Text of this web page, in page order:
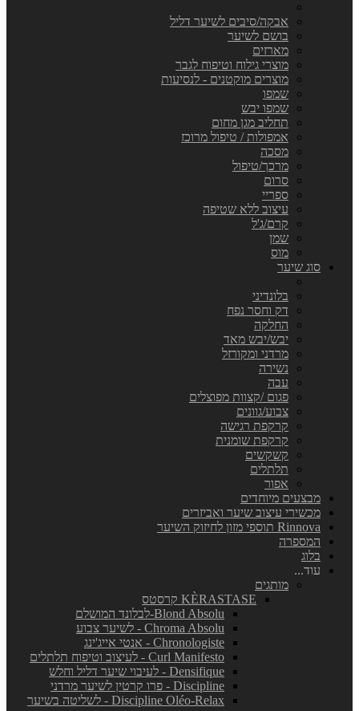
אבקה/סיבים לשיער דליל
בושם לשיער
מארזים
מוצרי גילוח וטיפוח לגבר
מוצרים מוקטנים - לנסיעות
שמפו
שמפו יבש
תחליב מגן מחום
אמפולות / טיפול מרוכז
מסכה
מרכך/טיפול
סרום
ספריי
עיצוב ללא שטיפה
קרם/ג'ל
שמן
מוס
סוג שיער
בלונדיני
דק וחסר נפח
החלקה
יבש/יבש מאד
מרדני ומקורזל
נשירה
עבה
פגום /קצוות מפוצלים
צבוע/גוונים
קרקפת רגישה
קרקפת שומנית
קשקשים
תלתלים
אפור
מבצעים מיוחדים
מכשירי עיצוב שיער ואביזרים
Rinnova תוספי מזון לחיזוק השיער
המספרה
בלוג
עוד...
מותגים
KÈRASTASE קרסטס
Blond Absolu-לבלונד המושלם
Chroma Absolu - לשיער צבוע
Chronologiste - אנטי אייג'ינג
Curl Manifesto - לעיצוב וטיפוח תלתלים
Densifique - לעיבוי שיער דליל וחלש
Discipline - פרו קרטין לשיער מרדני
Discipline Oléo-Relax - לשליטה בשיער